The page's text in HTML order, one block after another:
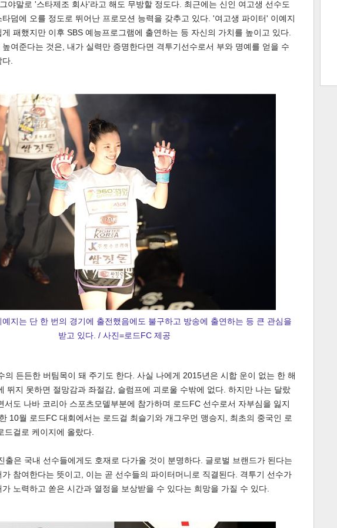
트 크 트 축 사 하기 보기
야말로 '스타제조 회사'라고 해도 무방할 정도다. 최근에는 신인 여고생 선수도
덤에 오를 정도로 뛰어난 프로모션 능력을 갖추고 있다. '여고생 파이터' 이예지
패했지만 이후 SBS 예능프로그램에 출연하는 등 자신의 가치를 높이고 있다.
여준다는 것은, 내가 실력만 증명한다면 격투기선수로서 부와 명예를 얻을 수
.
지는 단 한 번의 경기에 출전했음에도 불구하고 방송에 출연하는 등 큰 관심을
받고 있다. / 사진=로드FC 제공
의 든든한 버팀목이 돼 주기도 한다. 사실 나에게 2015년은 시합 운이 없는 한 해
뛰지 못하면 절망감과 좌절감, 슬럼프에 괴로울 수밖에 없다. 하지만 나는 달랐
서도 나바 코리아 스포츠모델부분에 참가하며 로드FC 선수로서 자부심을 잃지
10월 로드FC 대회에서는 로드걸 최슬기와 개그우먼 맹승지, 최초의 중국인 로
드걸로 케이지에 올랐다.
출은 국내 선수들에게도 호재로 다가올 것이 분명하다. 글로벌 브랜드가 된다는
참여한다는 뜻이고, 이는 곧 선수들의 파이터머니로 직결된다. 격투기 선수가
노력하고 쏟은 시간과 열정을 보상받을 수 있다는 희망을 가질 수 있다.